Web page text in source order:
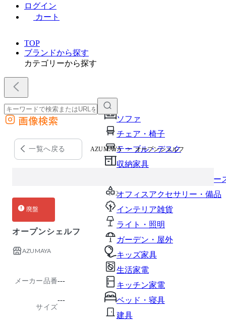
ログイン
カート
TOP
ブランドから探す
カテゴリーから探す
ソファ
チェア・椅子
テーブル・デスク
収納家具
パーソナルブース・集中ブー
オフィスアクセサリー・備品
インテリア雑貨
ライト・照明
ガーデン・屋外
キッズ家具
生活家電
キッチン家電
ベッド・寝具
建具
外部サイトの商品をカートに追加
他のサイトで見つけた商品ページのURLを貼り付けて、カートに追加できます
画像検索
一覧へ戻る AZUMAYA オープンシェルフ
1 / 2
廃盤
オープンシェルフ
AZUMAYA
メーカー品番---
サイズ
---